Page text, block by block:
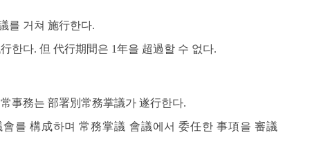
를 거쳐 施行한다.
한다. 但 代行期間은 1年을 超過할 수 없다.
事務는 部署別常務掌議가 遂行한다.
를 構成하며 常務掌議 會議에서 委任한 事項을 審議